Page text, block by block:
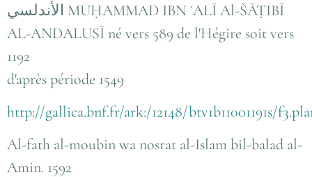
MUḤAMMAD IBN ʿALĪ Al-ŠĀṬIBĪ
AL-ANDALUSĪné vers 589 de l'Hégire soit vers
1192
d'après période 1549
http://gallica.bnf.fr/ark:/12148/btv1b11001191s/
Al-fath al-moubin wa nosrat al-Islam bil-balad al-
Amin. 1592